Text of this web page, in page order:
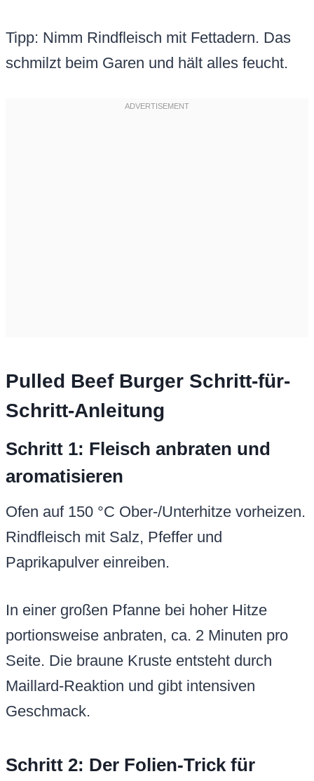
Tipp: Nimm Rindfleisch mit Fettadern. Das
schmilzt beim Garen und hält alles feucht.
Pulled Beef Burger Schritt-für-
Schritt-Anleitung
Schritt 1: Fleisch anbraten und
aromatisieren
Ofen auf 150 °C Ober-/Unterhitze vorheizen.
Rindfleisch mit Salz, Pfeffer und
Paprikapulver einreiben.
In einer großen Pfanne bei hoher Hitze
portionsweise anbraten, ca. 2 Minuten pro
Seite. Die braune Kruste entsteht durch
Maillard-Reaktion und gibt intensiven
Geschmack.
Schritt 2: Der Folien-Trick für